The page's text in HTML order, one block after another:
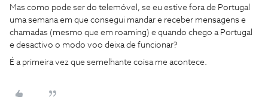
Mas como pode ser do telemóvel, se eu estive fora de Portugal
uma semana em que consegui mandar e receber mensagens e
chamadas (mesmo que em roaming) e quando chego a Portugal
e desactivo o modo voo deixa de funcionar?
É a primeira vez que semelhante coisa me acontece.